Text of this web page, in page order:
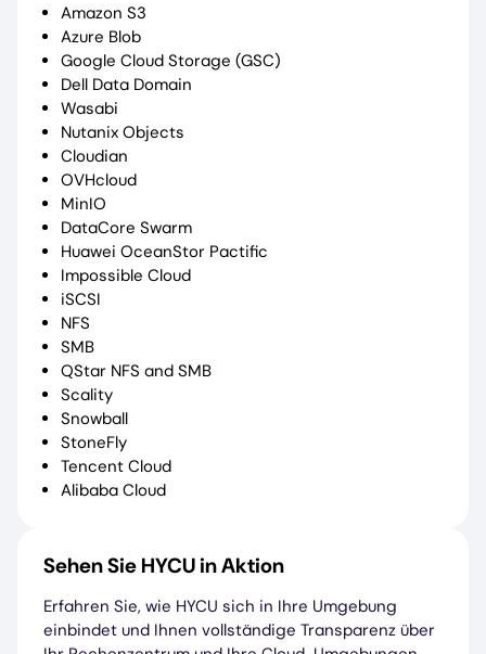
Amazon S3
Azure Blob
Google Cloud Storage (GSC)
Dell Data Domain
Wasabi
Nutanix Objects
Cloudian
OVHcloud
MinIO
DataCore Swarm
Huawei OceanStor Pactific
Impossible Cloud
iSCSI
NFS
SMB
QStar NFS and SMB
Scality
Snowball
StoneFly
Tencent Cloud
Alibaba Cloud
Sehen Sie HYCU in Aktion
Erfahren Sie, wie HYCU sich in Ihre Umgebung
einbindet und Ihnen vollständige Transparenz über